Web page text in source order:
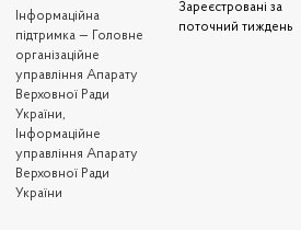
Iнформаційна
підтримка — Головне
організаційне
управління Апарату
Верховної Ради
України,
Інформаційне
управління Апарату
Верховної Ради
України
Зареєстровані за
поточний тиждень